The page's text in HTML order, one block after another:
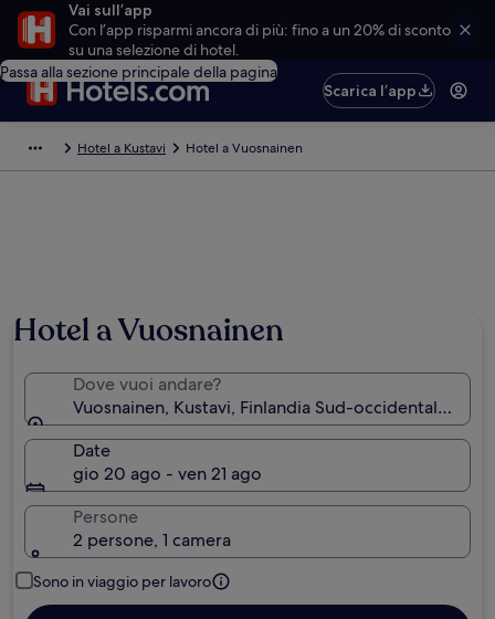
Vai sull’app
Con l’app risparmi ancora di più: fino a un 20% di sconto
su una selezione di hotel.
Passa alla sezione principale della pagina
Scarica l’app
Hotel a Kustavi Hotel a Vuosnainen
Hotel a Vuosnainen
Dove vuoi andare?
Vuosnainen, Kustavi, Finlandia Sud-occidentale,
Date
gio 20 ago - ven 21 ago
Persone
2 persone, 1 camera
Sono in viaggio per lavoro